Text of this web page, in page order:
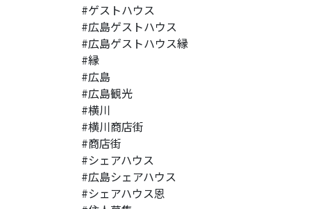
#ゲストハウス
#広島ゲストハウス
#広島ゲストハウス縁
#縁
#広島
#広島観光
#横川
#横川商店街
#商店街
#シェアハウス
#広島シェアハウス
#シェアハウス恩